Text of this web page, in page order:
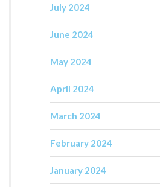
July 2024
June 2024
May 2024
April 2024
March 2024
February 2024
January 2024